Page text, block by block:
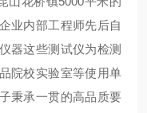
业内部工程师先后自
器这些测试仪为检测
院校实验室等使用单
秉承一贯的高品质要